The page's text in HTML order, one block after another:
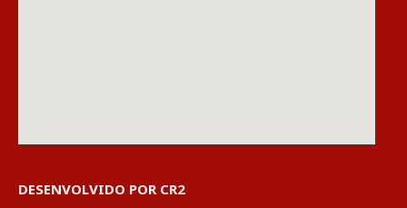
DESENVOLVIDO POR CR2